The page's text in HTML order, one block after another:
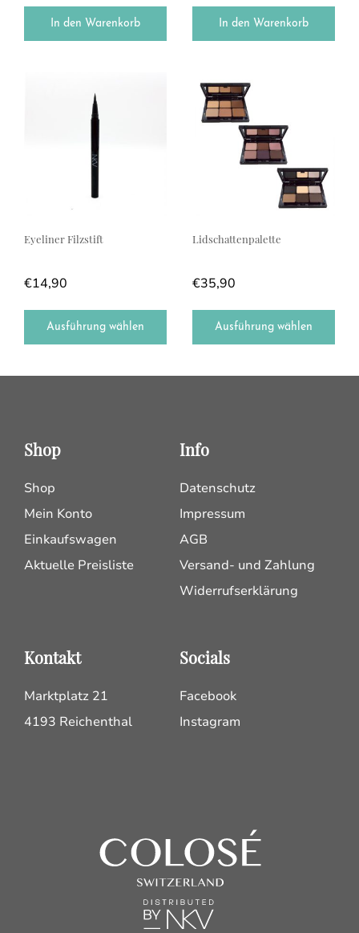
In den Warenkorb In den Warenkorb
Eyeliner Filzstift
€14,90
Ausführung wählen
Lidschattenpalette
€35,90
Ausführung wählen
Shop
Shop
Mein Konto
Einkaufswagen
Aktuelle Preisliste
Info
Datenschutz
Impressum
AGB
Versand- und Zahlung
Widerrufserklärung
Kontakt
Marktplatz 21
4193 Reichenthal
Socials
Facebook
Instagram